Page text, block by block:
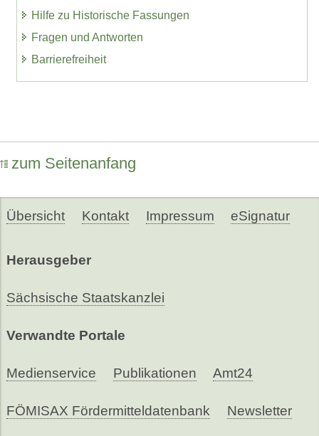
Hilfe zu Historische Fassungen
Fragen und Antworten
Barrierefreiheit
zum Seitenanfang
Übersicht Kontakt Impressum eSignatur
Herausgeber
Sächsische Staatskanzlei
Verwandte Portale
Medienservice Publikationen Amt24
FÖMISAX Fördermitteldatenbank Newsletter